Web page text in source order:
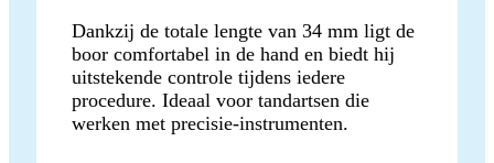
Dankzij de totale lengte van 34 mm ligt de
boor comfortabel in de hand en biedt hij
uitstekende controle tijdens iedere
procedure. Ideaal voor tandartsen die
werken met precisie-instrumenten.